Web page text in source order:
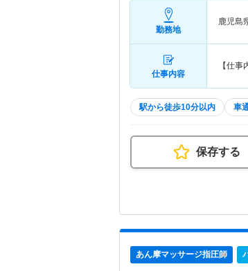
勤務地
鹿児島
仕事内容
【仕
駅から徒歩10分以内 車
保存する
あん摩マッサージ指圧師